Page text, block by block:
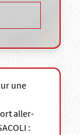
une
aller-
: